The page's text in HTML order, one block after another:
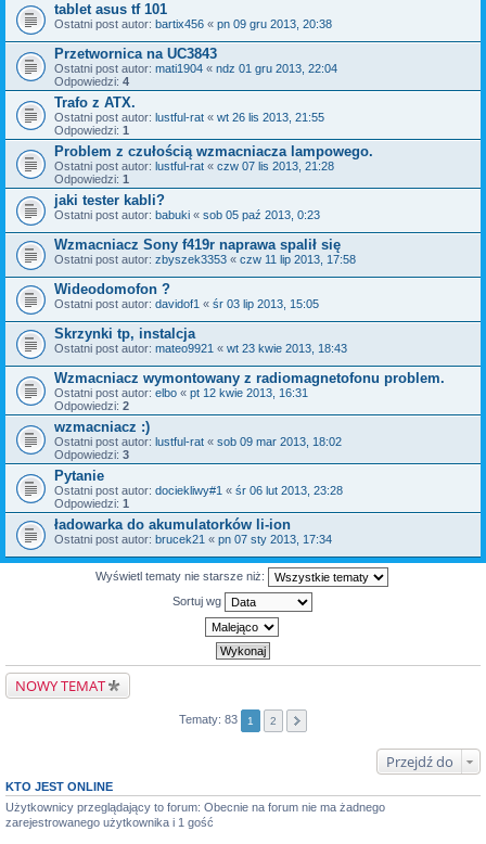
tablet asus tf 101
Ostatni post autor: bartix456 « pn 09 gru 2013, 20:38
Przetwornica na UC3843
Ostatni post autor: mati1904 « ndz 01 gru 2013, 22:04
Odpowiedzi: 4
Trafo z ATX.
Ostatni post autor: lustful-rat « wt 26 lis 2013, 21:55
Odpowiedzi: 1
Problem z czułością wzmacniacza lampowego.
Ostatni post autor: lustful-rat « czw 07 lis 2013, 21:28
Odpowiedzi: 1
jaki tester kabli?
Ostatni post autor: babuki « sob 05 paź 2013, 0:23
Wzmacniacz Sony f419r naprawa spalił się
Ostatni post autor: zbyszek3353 « czw 11 lip 2013, 17:58
Wideodomofon ?
Ostatni post autor: davidof1 « śr 03 lip 2013, 15:05
Skrzynki tp, instalcja
Ostatni post autor: mateo9921 « wt 23 kwie 2013, 18:43
Wzmacniacz wymontowany z radiomagnetofonu problem.
Ostatni post autor: elbo « pt 12 kwie 2013, 16:31
Odpowiedzi: 2
wzmacniacz :)
Ostatni post autor: lustful-rat « sob 09 mar 2013, 18:02
Odpowiedzi: 3
Pytanie
Ostatni post autor: dociekliwy#1 « śr 06 lut 2013, 23:28
Odpowiedzi: 1
ładowarka do akumulatorków li-ion
Ostatni post autor: brucek21 « pn 07 sty 2013, 17:34
Wyświetl tematy nie starsze niż:
Sortuj wg
NOWY TEMAT
Tematy: 83 1 2
Przejdź do
KTO JEST ONLINE
Użytkownicy przeglądający to forum: Obecnie na forum nie ma żadnego
zarejestrowanego użytkownika i 1 gość